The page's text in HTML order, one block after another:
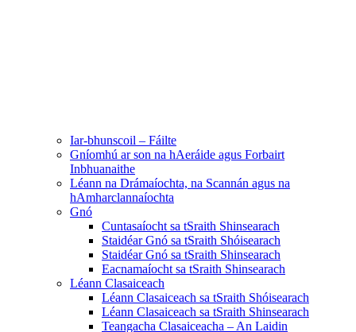
Iar-bhunscoil – Fáilte
Gníomhú ar son na hAeráide agus Forbairt
Inbhuanaithe
Léann na Drámaíochta, na Scannán agus na
hAmharclannaíochta
Gnó
Cuntasaíocht sa tSraith Shinsearach
Staidéar Gnó sa tSraith Shóisearach
Staidéar Gnó sa tSraith Shinsearach
Eacnamaíocht sa tSraith Shinsearach
Léann Clasaiceach
Léann Clasaiceach sa tSraith Shóisearach
Léann Clasaiceach sa tSraith Shinsearach
Teangacha Clasaiceacha – An Laidin